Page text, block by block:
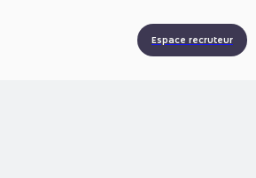
Espace recruteur